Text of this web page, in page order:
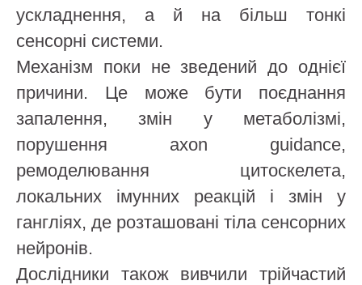
ускладнення, а й на більш тонкі
сенсорні системи.
Механізм поки не зведений до однієї
причини. Це може бути поєднання
запалення, змін у метаболізмі,
порушення axon guidance,
ремоделювання цитоскелета,
локальних імунних реакцій і змін у
гангліях, де розташовані тіла сенсорних
нейронів.
Дослідники також вивчили трійчастий